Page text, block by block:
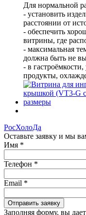
Для нормальной
- установить
расстоянии от
- обеспечить
витрины, где
- максимальная
должна быть не
- в
продукты,
РосХолоДа
Оставьте заявку и мы
Имя *
Телефон *
Email *
Отправить заявку
Заполняя форму, вы